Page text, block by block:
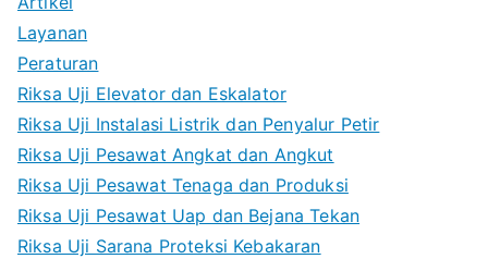
Layanan
Peraturan
Riksa Uji Elevator dan Eskalator
Riksa Uji Instalasi Listrik dan Penyalur Petir
Riksa Uji Pesawat Angkat dan Angkut
Riksa Uji Pesawat Tenaga dan Produksi
Riksa Uji Pesawat Uap dan Bejana Tekan
Riksa Uji Sarana Proteksi Kebakaran